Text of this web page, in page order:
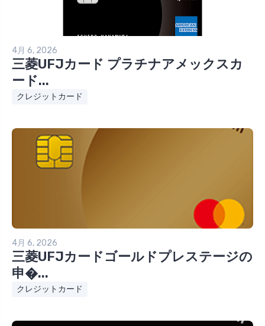
4月 6, 2026
三菱UFJカード プラチナアメックスカ
ード...
クレジットカード
4月 6, 2026
三菱UFJカードゴールドプレステージの
申�...
クレジットカード